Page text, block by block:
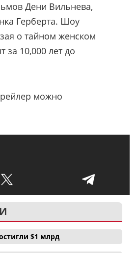
Дени Вильнева,
Герберта. Шоу
о тайном женском
за 10,000 лет до
можно
$1 млрд